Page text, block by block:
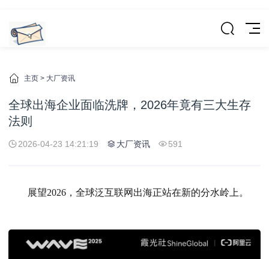
主页 > 大厂资讯
全球出海企业面临洗牌，2026年竟有三大生存
法则
2026-04-23 14:21:19 大厂资讯 591
展望2026，全球泛互联网出海正站在新的分水岭上。